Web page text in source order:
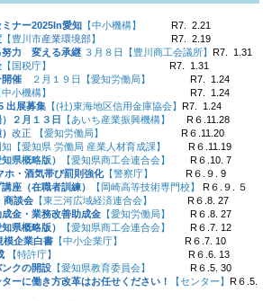
ナー2025In愛知 【中小機構】
R7. 2.21
【豊川市産業環境部】
R7. 2.19
努力 変える承継 ３月８日【豊川商工会議所】R7. 1.31
【国税庁】
R7. 1.31
開催 ２月１９日【愛知労働局】R7. 1.24
中小機構】R7. 1.24
出展募集 【(社)東海地区信用金庫協会】R7. 1.24
２月１３日 【あいち産業振興機構】
R６.11.28
）改正 【愛知労働局】
R６.11.20
【愛知県 労働局 産業人材育成課】
R６.11.19
県概略版） 【愛知県商工会連合会】
R６.10. 7
ホ・酒気帯び罰則強化【警察庁】
R６.９. 9
座（在職者訓練） 【岡崎高等技術専門校】
R６.９. ５
商談会 【東三河広域経済連合会】
R６.8. 27
金・業務改善助成金 【愛知労働局】R６.8. 27
知県概略版） 【愛知県商工会連合会】
R６.7. 12
模企業白書 【中小企業庁】
R６.7. 10
【特許庁】
R６.6. 13
クの開設 【愛知県教育委員会】R６.5. ​​​​​30
ーに働き方改革はお任せください！ 【センター】R６.5.